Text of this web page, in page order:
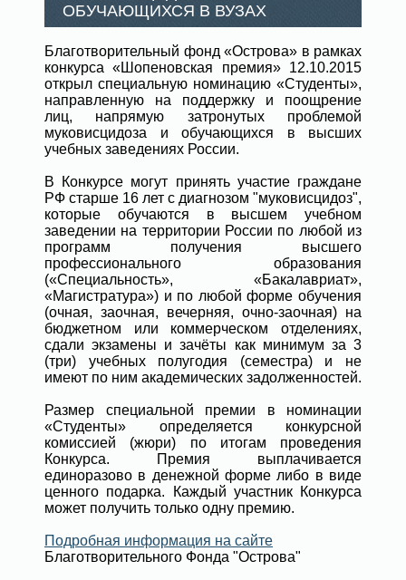
ОБУЧАЮЩИХСЯ В ВУЗАХ
Благотворительный фонд «Острова» в рамках
конкурса «Шопеновская премия» 12.10.2015
открыл специальную номинацию «Студенты»,
направленную на поддержку и поощрение
лиц, напрямую затронутых проблемой
муковисцидоза и обучающихся в высших
учебных заведениях России.
В Конкурсе могут принять участие граждане
РФ старше 16 лет с диагнозом "муковисцидоз",
которые обучаются в высшем учебном
заведении на территории России по любой из
программ получения высшего
профессионального образования
(«Специальность», «Бакалавриат»,
«Магистратура») и по любой форме обучения
(очная, заочная, вечерняя, очно-заочная) на
бюджетном или коммерческом отделениях,
сдали экзамены и зачёты как минимум за 3
(три) учебных полугодия (семестра) и не
имеют по ним академических задолженностей.
Размер специальной премии в номинации
«Студенты» определяется конкурсной
комиссией (жюри) по итогам проведения
Конкурса. Премия выплачивается
единоразово в денежной форме либо в виде
ценного подарка. Каждый участник Конкурса
может получить только одну премию.
Подробная информация на сайте
Благотворительного Фонда "Острова"